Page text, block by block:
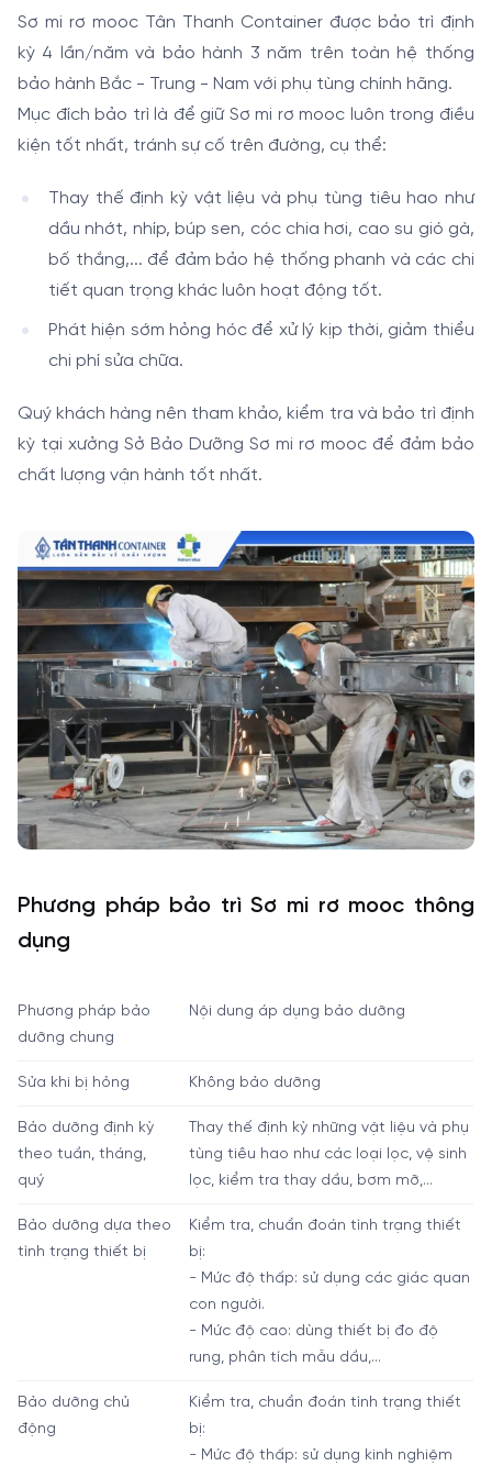
Sơ mi rơ mooc Tân Thanh Container được bảo trì định
kỳ 4 lần/năm và bảo hành 3 năm trên toàn hệ thống
bảo hành Bắc - Trung - Nam với phụ tùng chính hãng.
Mục đích bảo trì là để giữ Sơ mi rơ mooc luôn trong điều
kiện tốt nhất, tránh sự cố trên đường, cụ thể:
Thay thế định kỳ vật liệu và phụ tùng tiêu hao như
dầu nhớt, nhíp, búp sen, cóc chia hơi, cao su gió gà,
bố thắng,... để đảm bảo hệ thống phanh và các chi
tiết quan trọng khác luôn hoạt động tốt.
Phát hiện sớm hỏng hóc để xử lý kịp thời, giảm thiểu
chi phí sửa chữa.
Quý khách hàng nên tham khảo, kiểm tra và bảo trì định
kỳ tại xưởng Sở Bảo Dưỡng Sơ mi rơ mooc để đảm bảo
chất lượng vận hành tốt nhất.
Phương pháp bảo trì Sơ mi rơ mooc thông
dụng
Phương pháp bảo
dưỡng chung
Nội dung áp dụng bảo dưỡng
Sửa khi bị hỏng Không bảo dưỡng
Bảo dưỡng định kỳ
theo tuần, tháng,
quý
Thay thế định kỳ những vật liệu và phụ
tùng tiêu hao như các loại lọc, vệ sinh
lọc, kiểm tra thay dầu, bơm mỡ,...
Bảo dưỡng dựa theo
tình trạng thiết bị
Kiểm tra, chuẩn đoán tình trạng thiết
bị:
- Mức độ thấp: sử dụng các giác quan
con người.
- Mức độ cao: dùng thiết bị đo độ
rung, phân tích mẫu dầu,...
Bảo dưỡng chủ
động
Kiểm tra, chuẩn đoán tình trạng thiết
bị:
- Mức độ thấp: sử dụng kinh nghiệm